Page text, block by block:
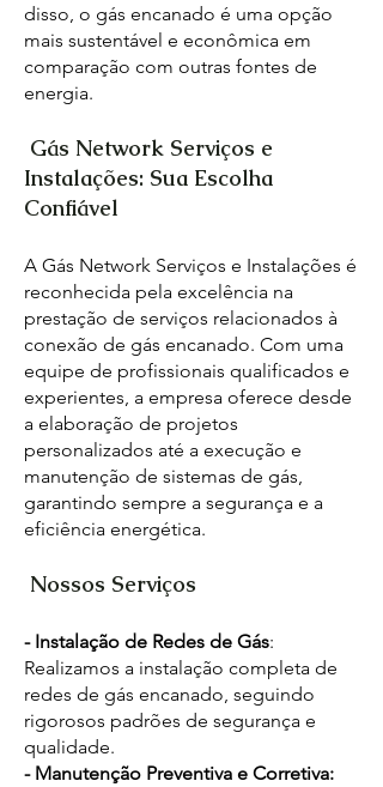
disso, o gás encanado é uma opção
mais sustentável e econômica em
comparação com outras fontes de
energia.
Gás Network Serviços e
Instalações: Sua Escolha
Confiável
A Gás Network Serviços e Instalações é
reconhecida pela excelência na
prestação de serviços relacionados à
conexão de gás encanado. Com uma
equipe de profissionais qualificados e
experientes, a empresa oferece desde
a elaboração de projetos
personalizados até a execução e
manutenção de sistemas de gás,
garantindo sempre a segurança e a
eficiência energética.
Nossos Serviços
- Instalação de Redes de Gás:
Realizamos a instalação completa de
redes de gás encanado, seguindo
rigorosos padrões de segurança e
qualidade.
- Manutenção Preventiva e Corretiva: